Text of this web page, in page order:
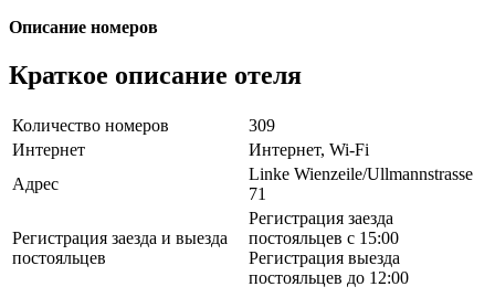
Описание номеров
Краткое описание отеля
Количество номеров
309
Интернет
Интернет, Wi-Fi
Адрес
Linke Wienzeile/Ullmannstrasse
71
Регистрация заезда и выезда
постояльцев
Регистрация заезда
постояльцев с 15:00
Регистрация выезда
постояльцев до 12:00